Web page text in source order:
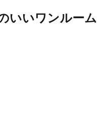
いいワンルーム